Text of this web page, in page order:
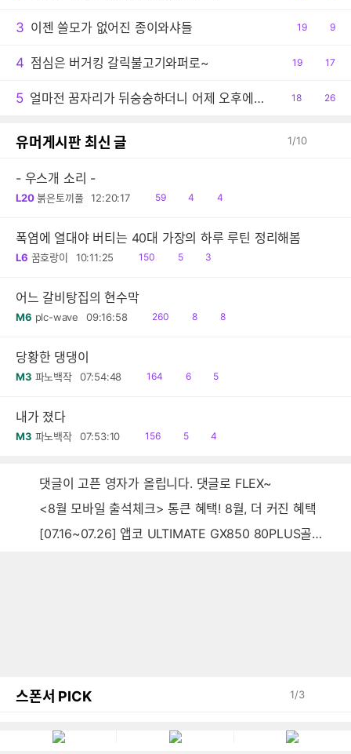
3 이젠 쓸모가 없어진 종이와샤들
공
19
댓
9
4 점심은 버거킹 갈릭불고기와퍼로~
공
19
댓
17
5 얼마전 꿈자리가 뒤숭숭하더니 어제 오후에는 결국 사고 당했습니다.
공
18
댓
26
유머게시판 최신 글 1/10
- 우스개 소리 -
L20 붉은토끼풀 12:20:17
읽
59
공
4
댓
4
폭염에 열대야 버티는 40대 가장의 하루 루틴 정리해봄
L6 꿈호랑이 10:11:25
읽
150
공
5
댓
3
어느 갈비탕집의 현수막
M6 plc-wave 09:16:58
읽
260
공
8
댓
8
당황한 댕댕이
M3 파노백작 07:54:48
읽
164
공
6
댓
5
내가 졌다
M3 파노백작 07:53:10
읽
156
공
5
댓
4
댓글이 고픈 영자가 올립니다. 댓글로 FLEX~
<8월 모바일 출석체크> 통큰 혜택! 8월, 더 커진 혜택
[07.16~07.26] 앱코 ULTIMATE GX850 80PLUS골드 풀모듈러 ATX3.0 블랙
스폰서 PICK 1/3